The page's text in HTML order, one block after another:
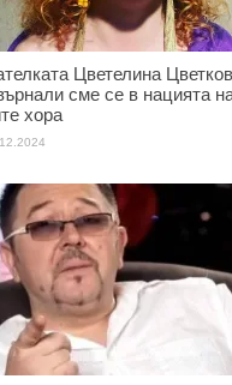
Цветелина
сме се в нацията
хора